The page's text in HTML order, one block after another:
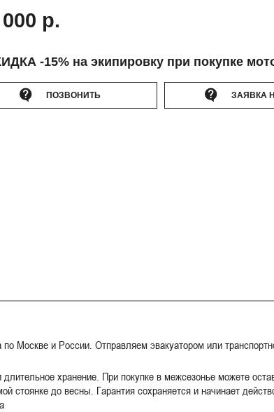
р.
-15% на экипировку при покупке
ПОЗВОНИТЬ ЗАЯВКА
по Москве и России. Отправляем эвакуатором или
хранение. При покупке в межсезонье можете
стоянке до весны. Гарантия сохраняется и начинает